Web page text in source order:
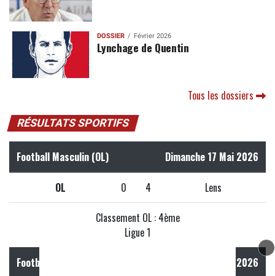
DOSSIER Février 2026
Lynchage de Quentin
Tous les dossiers
RÉSULTATS SPORTIFS
Football Masculin (OL) Dimanche 17 Mai 2026
OL 0 4 Lens
Classement OL : 4ème
Ligue 1
Football Féminin (OL) Vendredi 29 Mai 2026